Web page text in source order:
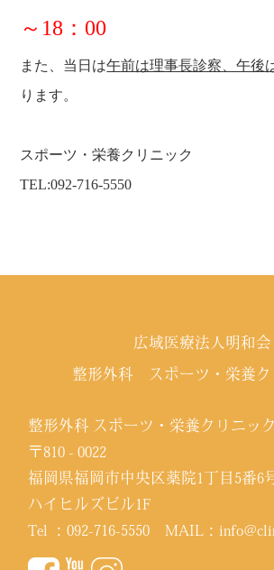
～18：00
また、当日は午前は理事長診察、午後
ります。
スポーツ・栄養クリニック
TEL:092-716-5550
広域医療法人明和会
整形外科 スポーツ・栄養ク
整形外科 スポーツ・栄養クリニッ
〒810 - 0022
福岡県福岡市中央区薬院1丁目5番6
ハイヒルズビル1F
Tel ：092-716-5550 MAIL：